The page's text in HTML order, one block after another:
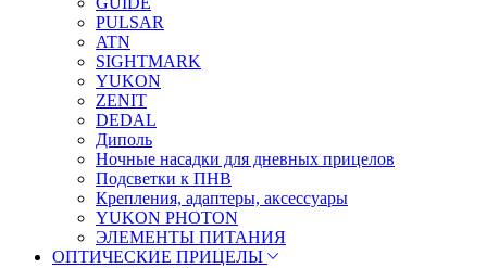
PULSAR
ATN
SIGHTMARK
YUKON
ZENIT
DEDAL
Диполь
Ночные насадки для дневных прицелов
Подсветки к ПНВ
Крепления, адаптеры, аксессуары
YUKON PHOTON
ЭЛЕМЕНТЫ ПИТАНИЯ
ОПТИЧЕСКИЕ ПРИЦЕЛЫ